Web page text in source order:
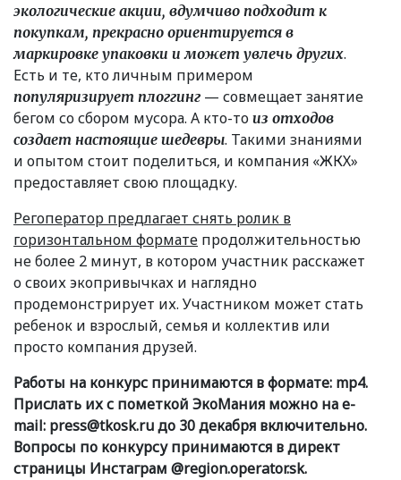
экологические акции, вдумчиво подходит к
покупкам, прекрасно ориентируется в
маркировке упаковки и может увлечь других.
Есть и те, кто личным примером
популяризирует плоггинг — совмещает занятие
бегом со сбором мусора. А кто-то из отходов
создает настоящие шедевры. Такими знаниями
и опытом стоит поделиться, и компания «ЖКХ»
предоставляет свою площадку.
Регоператор предлагает снять ролик в
горизонтальном формате продолжительностью
не более 2 минут, в котором участник расскажет
о своих экопривычках и наглядно
продемонстрирует их. Участником может стать
ребенок и взрослый, семья и коллектив или
просто компания друзей.
Работы на конкурс принимаются в формате: mp4.
Прислать их с пометкой ЭкоМания можно на e-
mail: press@tkosk.ru до 30 декабря включительно.
Вопросы по конкурсу принимаются в директ
страницы Инстаграм @region.operator.sk.